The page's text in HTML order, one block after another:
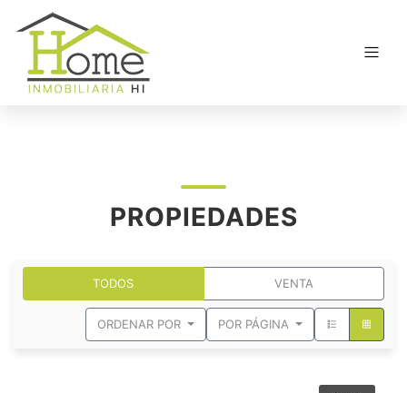
PROPIEDADES
TODOS VENTA
ORDENAR POR POR PÁGINA